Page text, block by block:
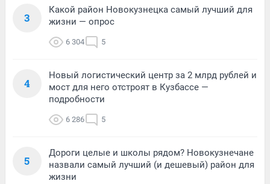
3
Какой район Новокузнецка самый лучший для
жизни — опрос
6 304 5
4
Новый логистический центр за 2 млрд рублей и
мост для него отстроят в Кузбассе —
подробности
6 286 5
5
Дороги целые и школы рядом? Новокузнечане
назвали самый лучший (и дешевый) район для
жизни